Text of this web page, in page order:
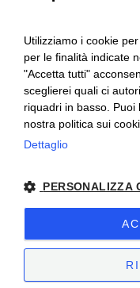
Ceretto
Cassiano,
Visite:
Utilizziamo i cookie
per le finalità indicate
"Accetta tutti"
sceglierei quali ci
riquadri in basso.
nostra politica sui
Dettaglio
PERSONALIZZA